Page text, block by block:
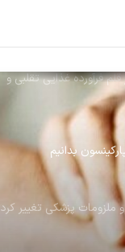
۱۴۹ هزار قلم فرآورده غذایی تقلبی و
بدانیم
ملزومات پزشکی تغییر کرد